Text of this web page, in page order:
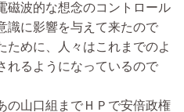
波的な想念のコントロール
識に影響を与えて来たので
ために、人々はこれまでのよ
れるようになっているので
山口組までＨＰで安倍政権